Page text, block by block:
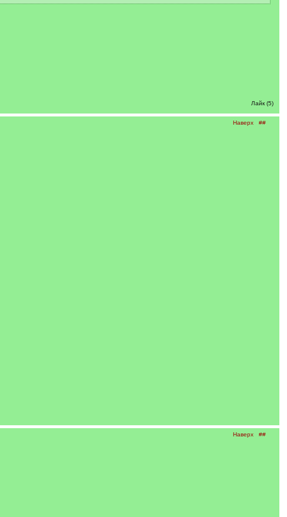
Лайк (5)
Наверх ##
Наверх ##